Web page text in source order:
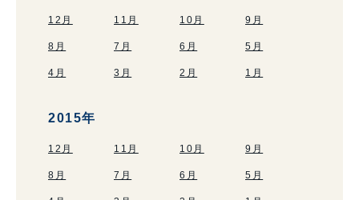
12月 11月 10月 9月
8月 7月 6月 5月
4月 3月 2月 1月
2015年
12月 11月 10月 9月
8月 7月 6月 5月